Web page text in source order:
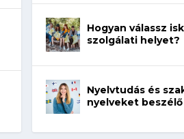
Hogyan válassz
szolgálati helyet?
Nyelvtudás és
nyelveket